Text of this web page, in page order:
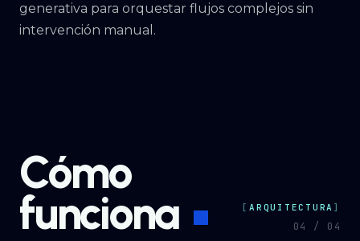
generativa para orquestar flujos complejos sin
intervención manual.
Cómo
funciona ARQUITECTURA
04 / 04